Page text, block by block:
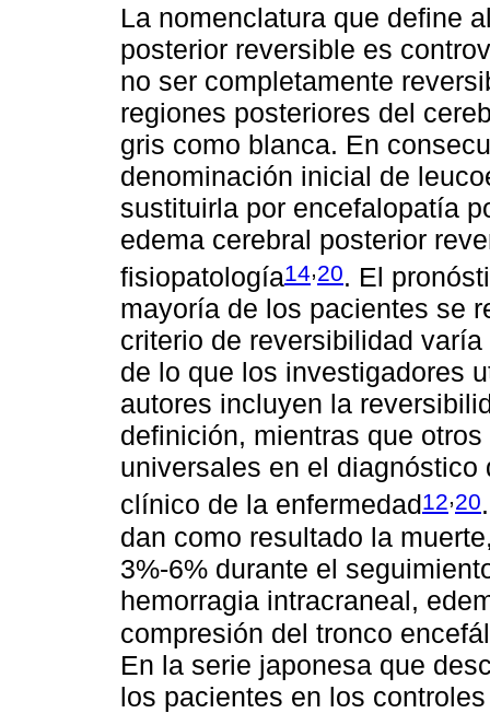
La nomenclatura que define
posterior reversible es
no ser completamente
regiones posteriores del
gris como blanca. En
denominación inicial de
sustituirla por encefalopatía
edema cerebral posterior
fisiopatología14,20. El
mayoría de los pacientes se
criterio de reversibilidad
de lo que los investigadores
autores incluyen la
definición, mientras que
universales en el
clínico de la enfermedad12,20
dan como resultado la
3%-6% durante el
hemorragia intracraneal,
compresión del tronco
En la serie japonesa que
los pacientes en los